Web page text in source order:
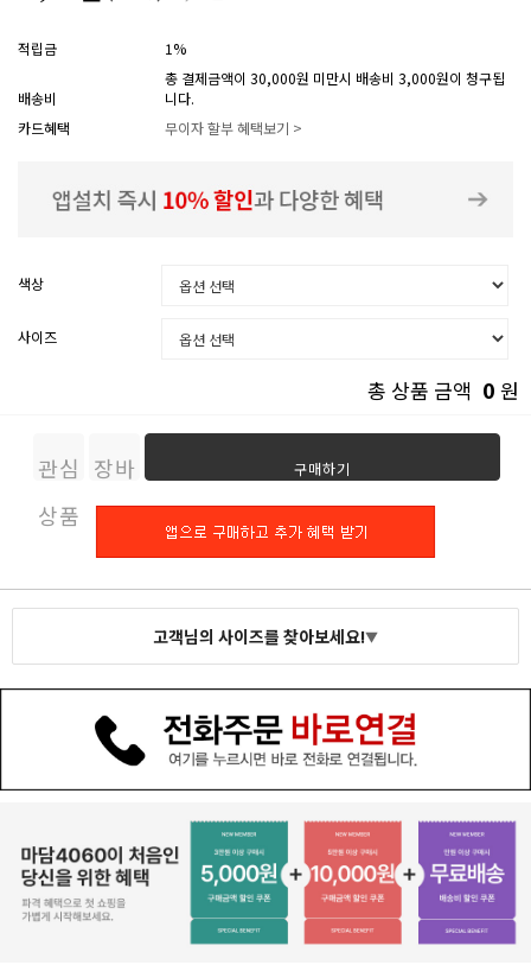
적립금 1%
배송비
총 결제금액이 30,000원 미만시 배송비 3,000원이 청구됩
니다.
카드혜택
무이자 할부 혜택보기 >
색상
사이즈
총 상품 금액 0 원
관심
상품
장바
구니
구매하기
고객님의 사이즈를 찾아보세요!▼